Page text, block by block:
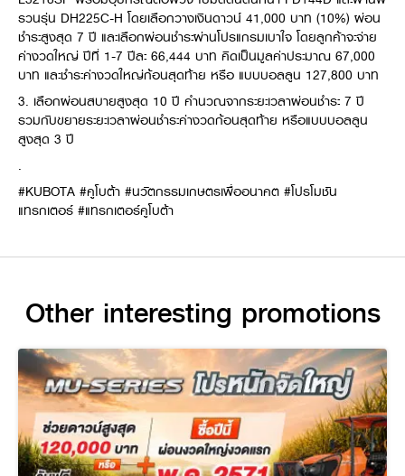
รวนรุ่น DH225C-H โดยเลือกวางเงินดาวน์ 41,000 บาท (10%) ผ่อน
ชำระสูงสุด 7 ปี และเลือกผ่อนชำระผ่านโปรแกรมเบาใจ โดยลูกค้าจะจ่าย
ค่างวดใหญ่ ปีที่ 1-7 ปีละ 66,444 บาท คิดเป็นมูลค่าประมาณ 67,000
บาท และชำระค่างวดใหญ่ก้อนสุดท้าย หรือ แบบบอลลูน 127,800 บาท
3. เลือกผ่อนสบายสูงสุด 10 ปี คำนวณจากระยะเวลาผ่อนชำระ 7 ปี
รวมกับขยายระยะเวลาผ่อนชำระค่างวดก้อนสุดท้าย หรือแบบบอลลูน
สูงสุด 3 ปี
.
#KUBOTA #คูโบต้า #นวัตกรรมเกษตรเพื่ออนาคต #โปรโมชัน
แทรกเตอร์ #แทรกเตอร์คูโบต้า
Other interesting promotions